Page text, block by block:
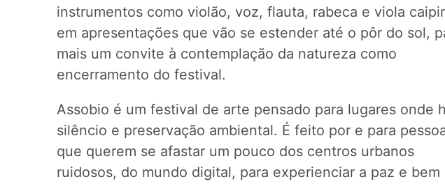
instrumentos como violão, voz, flauta, rabeca e viola
em apresentações que vão se estender até o pôr do sol,
mais um convite à contemplação da natureza como
encerramento do festival.
Assobio é um festival de arte pensado para lugares onde
silêncio e preservação ambiental. É feito por e para
que querem se afastar um pouco dos centros urbanos
ruidosos, do mundo digital, para experienciar a paz e bem